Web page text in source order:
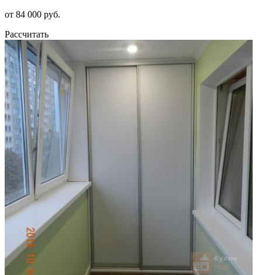
от 84 000 руб.
Рассчитать